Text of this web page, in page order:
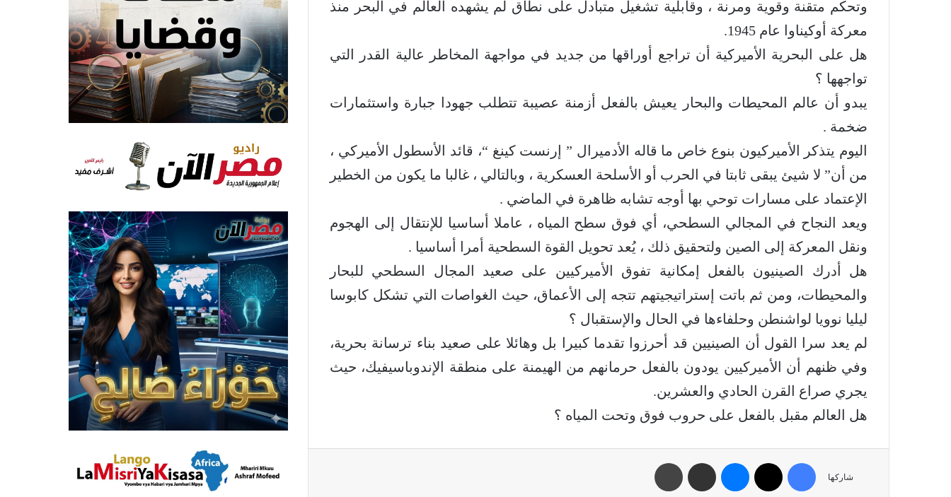
وتحكم متقنة وقوية ومرنة ، وقابلية تشغيل متبادل على نطاق لم يشهده العالم في البحر منذ
معركة أوكيناوا عام 1945.
هل على البحرية الأميركية أن تراجع أوراقها من جديد في مواجهة المخاطر عالية القدر التي
تواجهها ؟
يبدو أن عالم المحيطات والبحار يعيش بالفعل أزمنة عصيبة تتطلب جهودا جبارة واستثمارات
ضخمة .
اليوم يتذكر الأميركيون بنوع خاص ما قاله الأدميرال ” إرنست كينغ “، قائد الأسطول الأميركي ،
من أن” لا شيئ يبقى ثابتا في الحرب أو الأسلحة العسكرية ، وبالتالي ، غالبا ما يكون من الخطير
الإعتماد على مسارات توحي بها أوجه تشابه ظاهرة في الماضي .
ويعد النجاح في المجالي السطحي، أي فوق سطح المياه ، عاملا أساسيا للإنتقال إلى الهجوم
ونقل المعركة إلى الصين ولتحقيق ذلك ، يُعد تحويل القوة السطحية أمرا أساسيا .
هل أدرك الصينيون بالفعل إمكانية تفوق الأميركيين على صعيد المجال السطحي للبحار
والمحيطات، ومن ثم باتت إستراتيجيتهم تتجه إلى الأعماق، حيث الغواصات التي تشكل كابوسا
ليليا نوويا لواشنطن وحلفاءها في الحال والإستقبال ؟
لم يعد سرا القول أن الصينيين قد أحرزوا تقدما كبيرا بل وهائلا على صعيد بناء ترسانة بحرية،
وفي ظنهم أن الأميركيين يودون بالفعل حرمانهم من الهيمنة على منطقة الإندوباسيفيك، حيث
يجري صراع القرن الحادي والعشرين.
هل العالم مقبل بالفعل على حروب فوق وتحت المياه ؟
شاركها